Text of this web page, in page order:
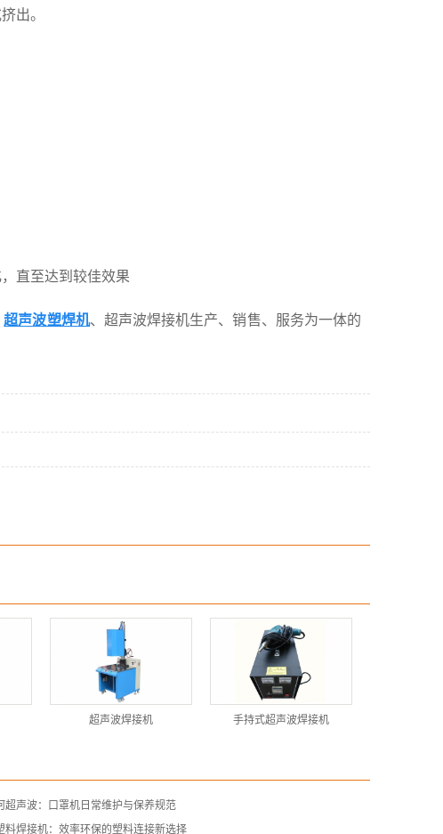
出。
直至达到较佳效果
超声波塑焊机、超声波焊接机生产、销售、服务为一体的
超声波焊接机 手持式超声波焊接机
超声波：口罩机日常维护与保养规范
料焊接机：效率环保的塑料连接新选择